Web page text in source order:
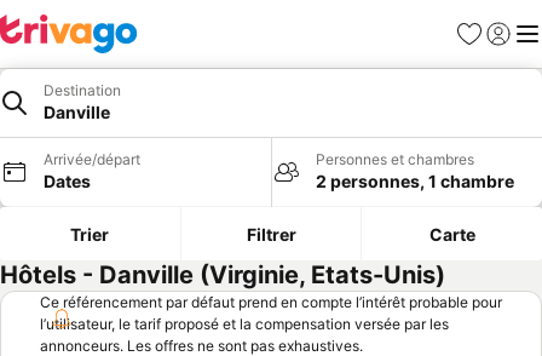
Favoris
Se
Destination
Danville
Arrivée/départ
Dates
Personnes et chambres
2 personnes, 1 chambre
Trier Filtrer Carte
Hôtels - Danville (Virginie, Etats-Unis)
Ce référencement par défaut prend en compte l’intérêt probable pour
l’utilisateur, le tarif proposé et la compensation versée par les
annonceurs. Les offres ne sont pas exhaustives.